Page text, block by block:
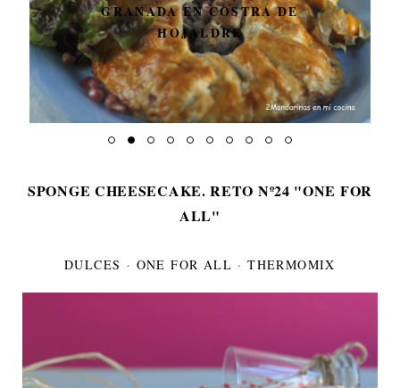
GRANADA EN COSTRA DE
HOJALDRE
SPONGE CHEESECAKE. RETO Nº24 "ONE FOR
ALL"
DULCES · ONE FOR ALL ·THERMOMIX